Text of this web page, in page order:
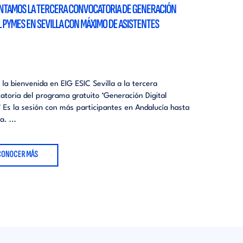
LA TERCERA CONVOCATORIA DE GENERACIÓN
PYMES EN SEVILLA CON MÁXIMO DE ASISTENTES
la bienvenida en EIG ESIC Sevilla a la tercera
del programa gratuito ‘Generación Digital
Es la sesión con más participantes en Andalucía hasta
...
MÁS